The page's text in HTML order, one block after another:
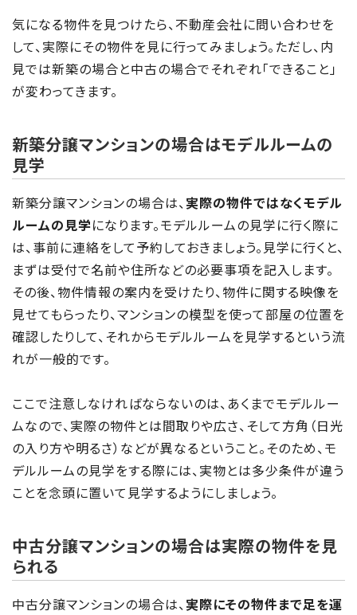
気になる物件を見つけたら、不動産会社に問い合わせを
して、実際にその物件を見に行ってみましょう。ただし、内
見では新築の場合と中古の場合でそれぞれ「できること」
が変わってきます。
新築分譲マンションの場合はモデルルームの
見学
新築分譲マンションの場合は、 実際の物件ではなくモデル
ルームの見学になります。モデルルームの見学に行く際に
は、事前に連絡をして予約しておきましょう。見学に行くと、
まずは受付で名前や住所などの必要事項を記入します。
その後、物件情報の案内を受けたり、物件に関する映像を
見せてもらったり、マンションの模型を使って部屋の位置を
確認したりして、それからモデルルームを見学するという流
れが一般的です。
ここで注意しなければならないのは、あくまでモデルルー
ムなので、実際の物件とは間取りや広さ、そして方角（日光
の入り方や明るさ）などが異なるということ。そのため、モ
デルルームの見学をする際には、実物とは多少条件が違う
ことを念頭に置いて見学するようにしましょう。
中古分譲マンションの場合は実際の物件を見
られる
中古分譲マンションの場合は、 実際にその物件まで足を運